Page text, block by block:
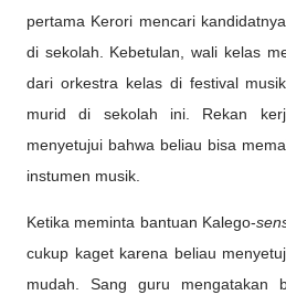
pertama Kerori mencari
di sekolah. Kebetulan, wali kelas
dari orkestra kelas di festival
murid di sekolah ini. Rekan
menyetujui bahwa beliau bisa
instumen musik.
Ketika meminta bantuan Kalego-
cukup kaget karena beliau
mudah. Sang guru mengatakan